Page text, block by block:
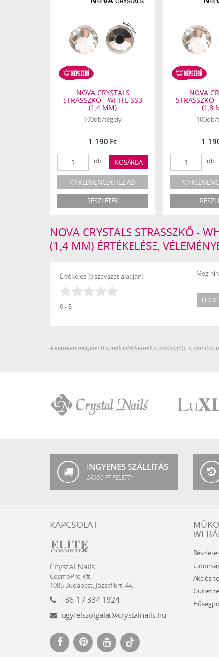
NOVA CRYSTALS
STRASSZKŐ - WHITE SS3
(1,4 MM)
100db/tégely
1 190 Ft
db KOSÁRBA
KEDVENCEKHEZ AD
RÉSZLETEK
NOVA
STRASSZKŐ
(1,8
100db/
1
db
NOVA CRYSTALS STRASSZKŐ -
(1,4 MM) ÉRTÉKELÉSE,
Értékeles (0 szavazat alapján)
0 / 5
Még
A képeken megjelenő színek eltérhetnek a valóságtól, a monitor
INGYENES SZÁLLÍTÁS
24990 FT FELETT*
KAPCSOLAT
Nails
Kft.
Crystal Nails
CosmoPro Kft.
1085 Budapest, József krt. 44.
+36 1 / 334 1924
ugyfelszolgalat@crystalnails.hu
Akciós
Outlet